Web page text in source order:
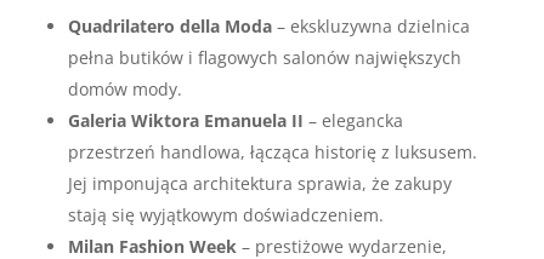
Quadrilatero della Moda – ekskluzywna dzielnica
pełna butików i flagowych salonów największych
domów mody.
Galeria Wiktora Emanuela II – elegancka
przestrzeń handlowa, łącząca historię z luksusem.
Jej imponująca architektura sprawia, że zakupy
stają się wyjątkowym doświadczeniem.
Milan Fashion Week – prestiżowe wydarzenie,